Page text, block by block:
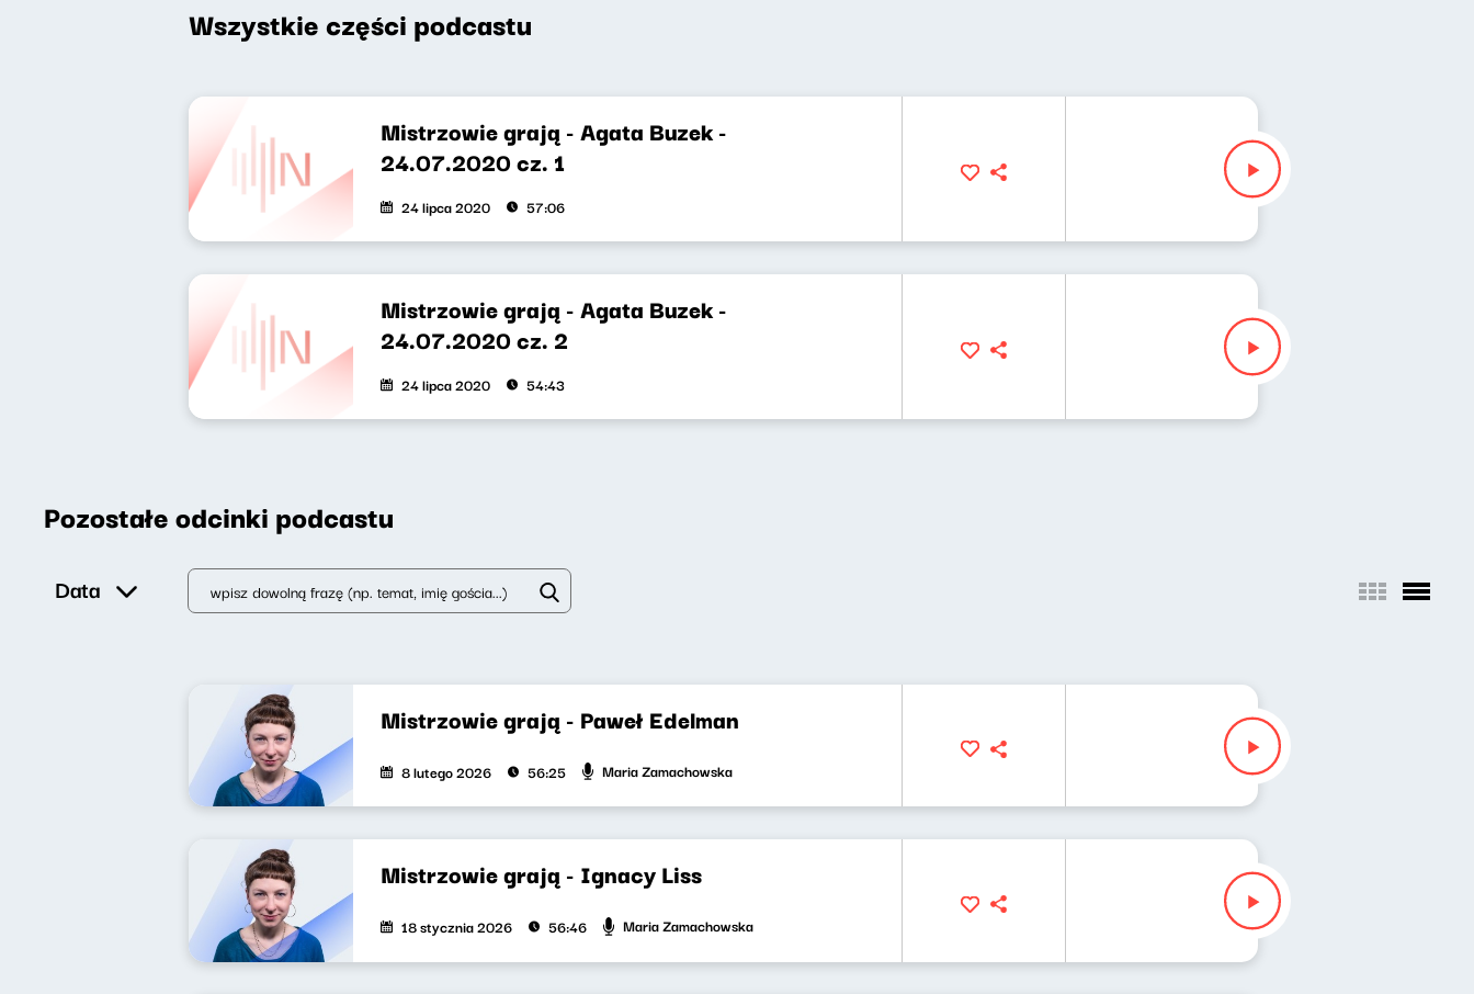
Wszystkie części podcastu
Mistrzowie grają - Agata Buzek -
24.07.2020 cz. 1
24 lipca 2020 57:06
Mistrzowie grają - Agata Buzek -
24.07.2020 cz. 2
24 lipca 2020 54:43
Pozostałe odcinki podcastu
Data
Mistrzowie grają - Paweł Edelman
8 lutego 2026 56:25 Maria Zamachowska
Mistrzowie grają - Ignacy Liss
18 stycznia 2026 56:46 Maria Zamachowska